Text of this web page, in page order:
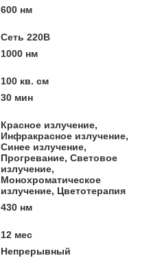
600 нм
Сеть 220В
1000 нм
100 кв. см
30 мин
Красное излучение,
Инфракрасное излучение,
Синее излучение,
Прогревание, Световое
излучение,
Монохроматическое
излучение, Цветотерапия
430 нм
12 мес
Непрерывный